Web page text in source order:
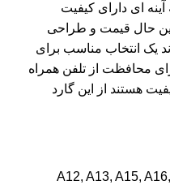
ای دارای کیفیت
حال قیمت و طراحی
یک انتخاب مناسب برای
محافظت از تلفن همراه
هستند از این گارد
A12, A13, A15,